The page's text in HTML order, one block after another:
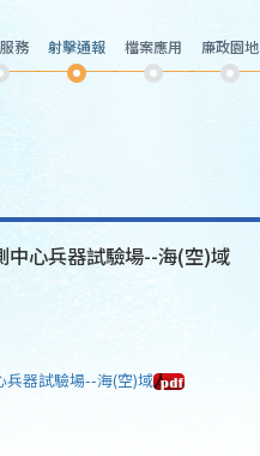
務 射擊通報 檔案應用 廉政園地
中心兵器試驗場--海(空)域
兵器試驗場--海(空)域